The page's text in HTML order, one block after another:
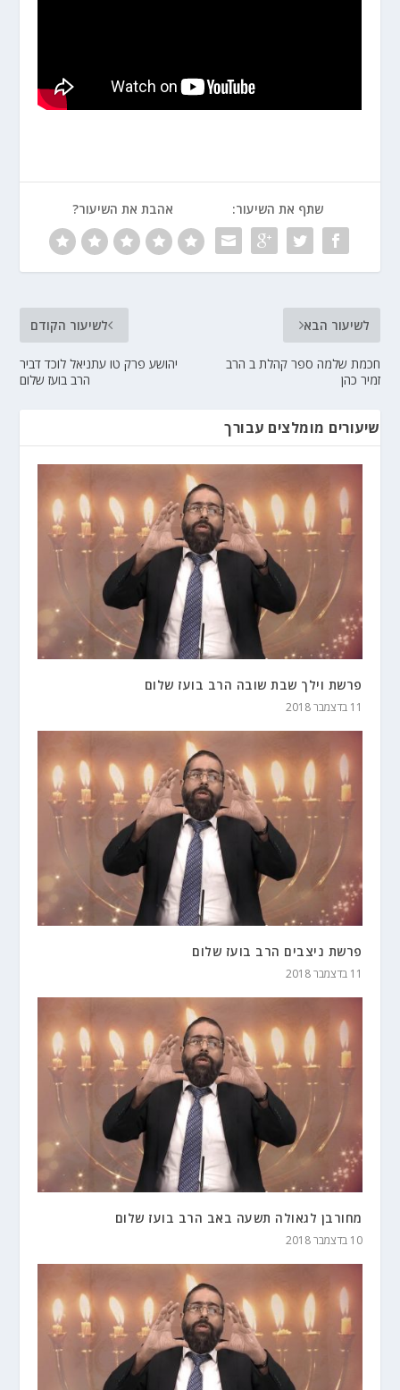
שתף את השיעור: אהבת את השיעור?
לשיעור הקודם
יהושע פרק טו עתניאל לוכד דביר
הרב בועז שלום
לשיעור הבא
חכמת שלמה ספר קהלת ב הרב
זמיר כהן
שיעורים מומלצים עבורך
פרשת וילך שבת שובה הרב בועז שלום
11 בדצמבר 2018
פרשת ניצבים הרב בועז שלום
11 בדצמבר 2018
מחורבן לגאולה תשעה באב הרב בועז שלום
10 בדצמבר 2018